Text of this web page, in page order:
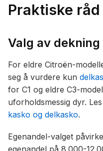
Praktiske
Valg av dekning
For eldre Citroën-
seg å vurdere kun
for C1 og eldre C3-
uforholdsmessig dyr.
kasko og delkasko.
Egenandel-valget